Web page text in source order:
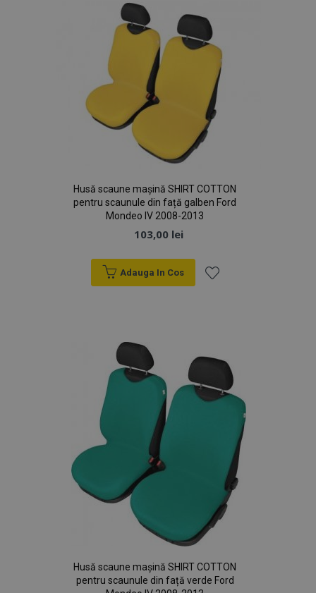
Dorințe
Husă scaune mașină SHIRT COTTON
pentru scaunule din față galben Ford
Mondeo IV 2008-2013
103,00 lei
Adauga In Cos
Dorințe
Husă scaune mașină SHIRT COTTON
pentru scaunule din față verde Ford